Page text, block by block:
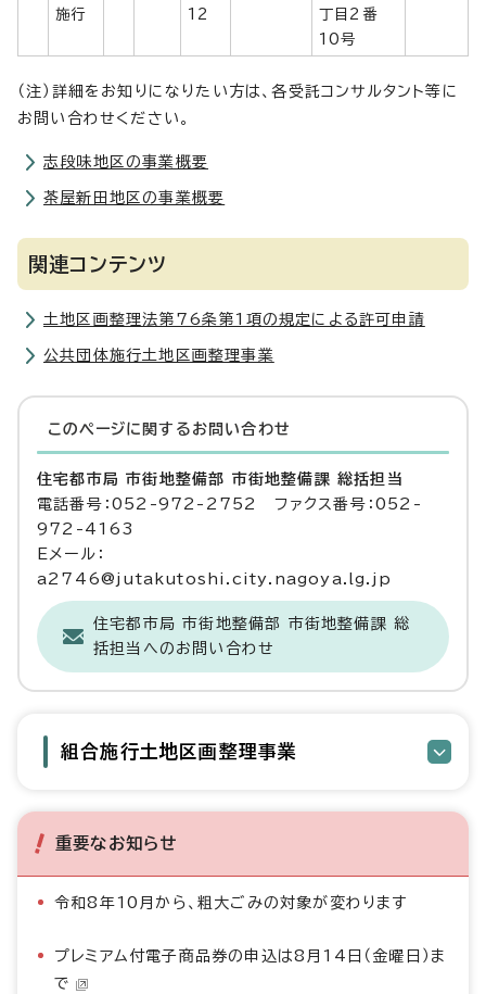
施行 12
丁目2番
10号
（注）詳細をお知りになりたい方は、各受託コンサルタント等に
お問い合わせください。
志段味地区の事業概要
茶屋新田地区の事業概要
関連コンテンツ
土地区画整理法第76条第1項の規定による許可申請
公共団体施行土地区画整理事業
このページに関する お問い合わせ
住宅都市局 市街地整備部 市街地整備課 総括担当
電話番号：052-972-2752 ファクス番号：052-
972-4163
Eメール：
a2746@jutakutoshi.city.nagoya.lg.jp
住宅都市局 市街地整備部 市街地整備課 総
括担当へのお問い合わせ
組合施行土地区画整理事業
重要なお知らせ
令和8年10月から、粗大ごみの対象が変わります
プレミアム付電子商品券の申込は8月14日（金曜日）ま
で